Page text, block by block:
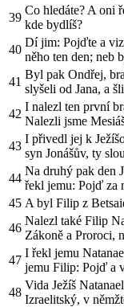
39
Co hledáte? A oni
kde bydlíš?
40
Dí jim: Pojďte a
něho ten den; neb
41
Byl pak Ondřej,
slyšeli od Jana, a
42
I nalezl ten první
Nalezli jsme
43
I přivedl jej k
syn Jonášův, ty
44
Na druhý pak den
řekl jemu: Pojď za
45 A byl Filip z
46
Nalezl také Filip
Zákoně a Proroci,
47
I řekl jemu
jemu Filip: Pojď a
48
Vida Ježíš
Izraelitský, v